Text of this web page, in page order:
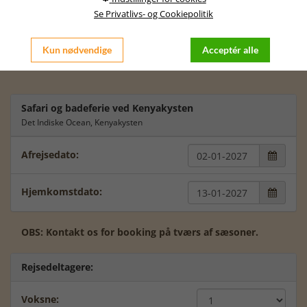
passer dig bedst at rejse.
København, men lad os sammen tale videre om dette.
Vi glæder os til at tale videre med dig.
Safari og badeferie ved Kenyakysten
Det Indiske Ocean, Kenyakysten
Afrejsedato: 
Hjemkomstdato: 
OBS: Kontakt os for booking på tværs af sæsoner.
Rejsedeltagere:
Voksne:
Se Privatlivs- og Cookiepolitik
Kun nødvendige Acceptér alle